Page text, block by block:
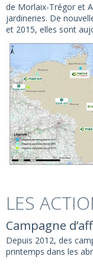
de Morlaix-Trégor et
jardineries. De
et 2015, elles sont
LES
Campagne
Depuis 2012, des
printemps dans les